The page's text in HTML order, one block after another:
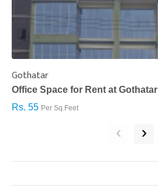
Gothatar
Office Space for Rent at Gothatar
Rs. 55 Per Sq.Feet
‹ ›